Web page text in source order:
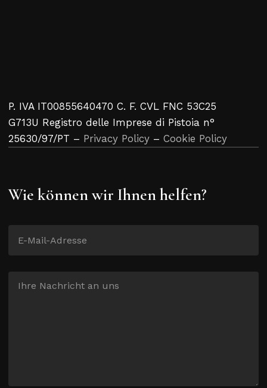
P. IVA IT00855640470 C. F. CVL FNC 53C25
G713U Registro delle Imprese di Pistoia n°
25630/97/PT – Privacy Policy – Cookie Policy
Wie können wir Ihnen helfen?